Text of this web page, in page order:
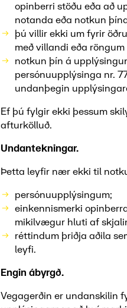
opinberri stöðu eða að
notanda eða notkun
þú villir ekki um fyrir
með villandi eða
notkun þín á
persónuupplýsinga nr.
undanþegin
Ef þú fylgir ekki þessum
afturkölluð.
Undantekningar.
Þetta leyfir nær ekki til
persónuupplýsingum;
einkennismerki
mikilvægur hluti af
réttindum þriðja aðila
leyfi.
Engin ábyrgð.
Vegagerðin er undanskilin